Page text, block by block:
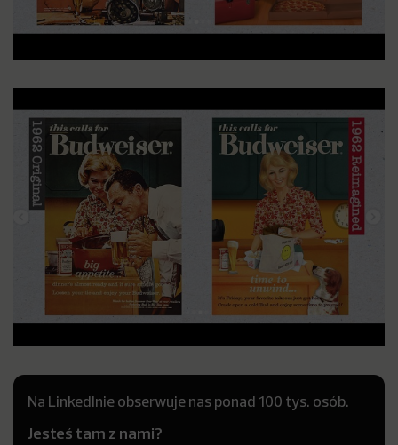
Na LinkedInie obserwuje nas ponad 100 tys. osób.
Jesteś tam z nami?